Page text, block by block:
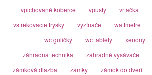
vpichované koberce
vpusty vrtačka
vstrekovacie trysky
vyžínače wattmetre
wc guličky
wc tablety xenóny
záhradná technika
záhradné vysávače
zámková dlažba
zámky zámok do dverí